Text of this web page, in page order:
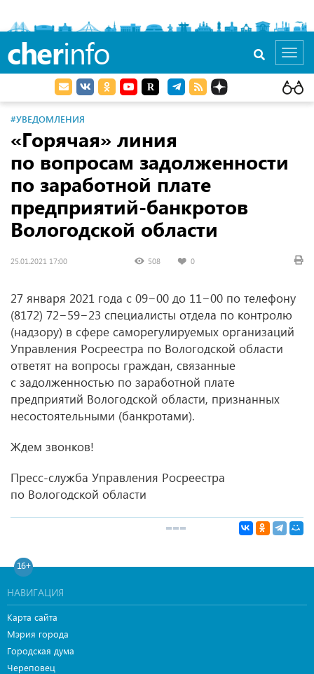
cherinfo
#УВЕДОМЛЕНИЯ
«Горячая» линия
по вопросам задолженности
по заработной плате
предприятий-банкротов
Вологодской области
25.01.2021 17:00 508 0
27 января 2021 года с 09−00 до 11−00 по телефону
(8172) 72−59−23 специалисты отдела по контролю
(надзору) в сфере саморегулируемых организаций
Управления Росреестра по Вологодской области
ответят на вопросы граждан, связанные
с задолженностью по заработной плате
предприятий Вологодской области, признанных
несостоятельными (банкротами).
Ждем звонков!
Пресс-служба Управления Росреестра
по Вологодской области
16+
НАВИГАЦИЯ
Карта сайта
Мэрия города
Городская дума
Череповец